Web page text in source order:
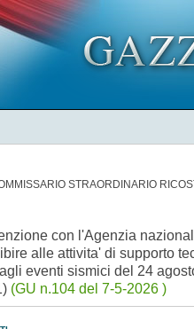
STRAORDINARIO
con l'Agenzia
alle attivita' di supporto
eventi sismici del 24
(GU n.104 del 7-5-2026 )